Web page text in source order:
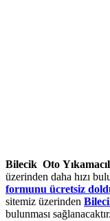
Bilecik Oto
üzerinden daha hızı
formunu ücretsiz
sitemiz üzerinden
bulunması sağlanacaktır.